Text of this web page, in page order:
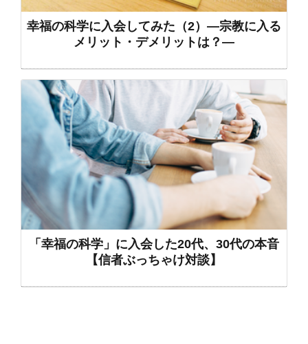
幸福の科学に入会してみた（2）―宗教に入る
メリット・デメリットは？―
「幸福の科学」に入会した20代、30代の本音
【信者ぶっちゃけ対談】